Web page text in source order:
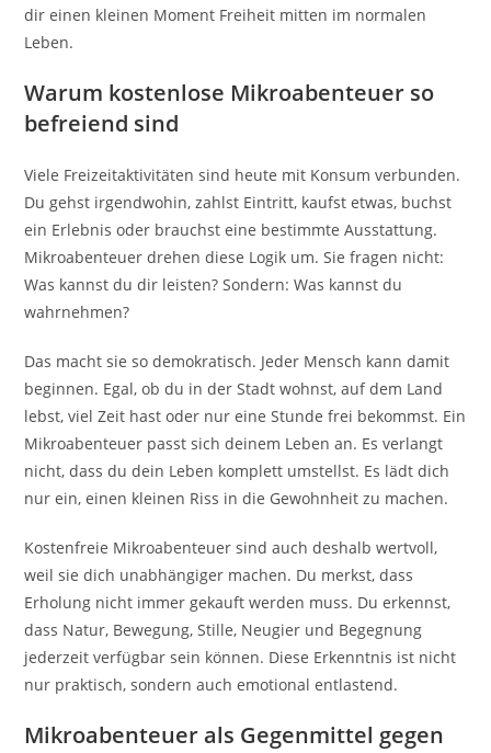
dir einen kleinen Moment Freiheit mitten im normalen
Leben.
Warum kostenlose Mikroabenteuer so
befreiend sind
Viele Freizeitaktivitäten sind heute mit Konsum verbunden.
Du gehst irgendwohin, zahlst Eintritt, kaufst etwas, buchst
ein Erlebnis oder brauchst eine bestimmte Ausstattung.
Mikroabenteuer drehen diese Logik um. Sie fragen nicht:
Was kannst du dir leisten? Sondern: Was kannst du
wahrnehmen?
Das macht sie so demokratisch. Jeder Mensch kann damit
beginnen. Egal, ob du in der Stadt wohnst, auf dem Land
lebst, viel Zeit hast oder nur eine Stunde frei bekommst. Ein
Mikroabenteuer passt sich deinem Leben an. Es verlangt
nicht, dass du dein Leben komplett umstellst. Es lädt dich
nur ein, einen kleinen Riss in die Gewohnheit zu machen.
Kostenfreie Mikroabenteuer sind auch deshalb wertvoll,
weil sie dich unabhängiger machen. Du merkst, dass
Erholung nicht immer gekauft werden muss. Du erkennst,
dass Natur, Bewegung, Stille, Neugier und Begegnung
jederzeit verfügbar sein können. Diese Erkenntnis ist nicht
nur praktisch, sondern auch emotional entlastend.
Mikroabenteuer als Gegenmittel gegen